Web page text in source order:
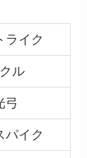
ライク
ル
弓
パイク